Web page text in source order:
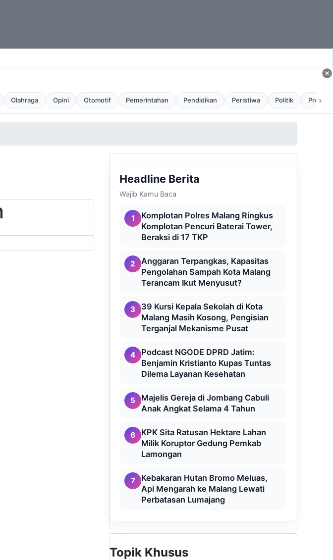
Olahraga Opini Otomotif Pemerintahan Pendidikan Peristiwa Politik Profil
›
Headline Berita
Wajib Kamu Baca
1
Komplotan Polres Malang Ringkus
Komplotan Pencuri Baterai Tower,
Beraksi di 17 TKP
2
Anggaran Terpangkas, Kapasitas
Pengolahan Sampah Kota Malang
Terancam Ikut Menyusut?
3
39 Kursi Kepala Sekolah di Kota
Malang Masih Kosong, Pengisian
Terganjal Mekanisme Pusat
4
Podcast NGODE DPRD Jatim:
Benjamin Kristianto Kupas Tuntas
Dilema Layanan Kesehatan
5
Majelis Gereja di Jombang Cabuli
Anak Angkat Selama 4 Tahun
6
KPK Sita Ratusan Hektare Lahan
Milik Koruptor Gedung Pemkab
Lamongan
7
Kebakaran Hutan Bromo Meluas,
Api Mengarah ke Malang Lewati
Perbatasan Lumajang
Topik Khusus